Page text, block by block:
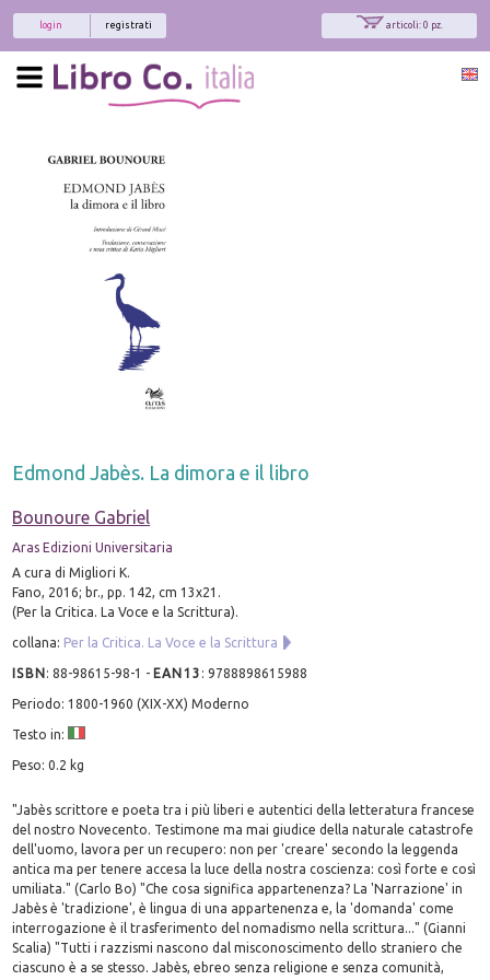
articoli: 0 pz.
registrati
login
Edmond Jabès. La dimora e il libro
Bounoure Gabriel
Aras Edizioni Universitaria
A cura di Migliori K.
Fano, 2016; br., pp. 142, cm 13x21.
(Per la Critica. La Voce e la Scrittura).
collana: Per la Critica. La Voce e la Scrittura
ISBN:88-98615-98-1 - EAN13 :9788898615988
Periodo: 1800-1960 (XIX-XX) Moderno
Testo in:
Peso: 0.2 kg
"Jabès scrittore e poeta tra i più liberi e autentici della letteratura francese
del nostro Novecento. Testimone ma mai giudice della naturale catastrofe
dell'uomo, lavora per un recupero: non per 'creare' secondo la leggenda
antica ma per tenere accesa la luce della nostra coscienza: così forte e così
umiliata." (Carlo Bo) "Che cosa significa appartenenza? La 'Narrazione' in
Jabès è 'tradizione', è lingua di una appartenenza e, la 'domanda' come
interrogazione è il trasferimento del nomadismo nella scrittura..." (Gianni
Scalia) "Tutti i razzismi nascono dal misconoscimento dello straniero che
ciascuno è a se stesso. Jabès, ebreo senza religione e senza comunità,